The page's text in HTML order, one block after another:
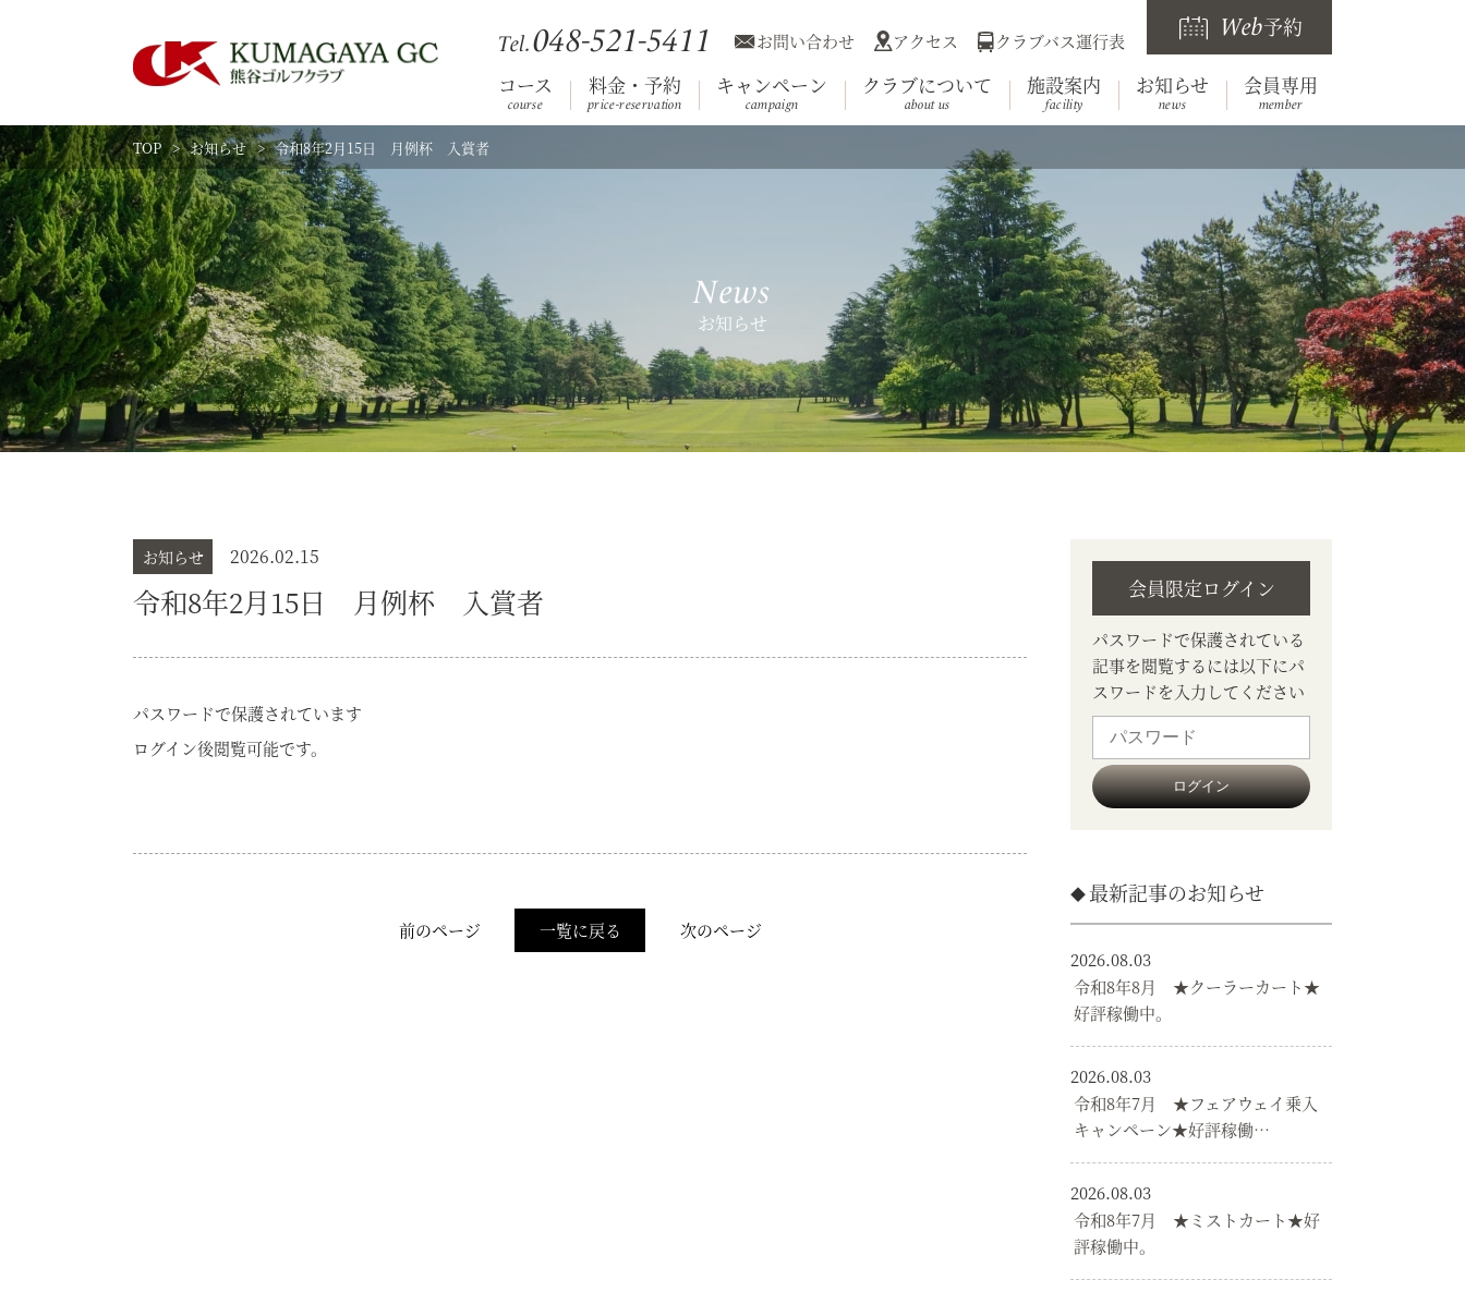
Tel.048-521-5411 お問い合わせ アクセス クラブバス運行表
Web予約
コース
course
コース ホール
料金・予約
price-reservation
キャンペーン
campaign
クラブについて
about us
利用規約 クラブ概要
施設案内
facility
施設案内
練習場 レストラン
お知らせ
news
会員専用
member
競技日程 会員へのお知らせ
TOP お知らせ 令和8年2月15日 月例杯 入賞者
News
お知らせ
お知らせ 2026.02.15
令和8年2月15日 月例杯 入賞者
パスワードで保護されています
ログイン後閲覧可能です。
前のページ 一覧に戻る 次のページ
会員限定ログイン
パスワードで保護されている
記事を閲覧するには以下にパ
スワードを入力してください
最新記事のお知らせ
2026.08.03
令和8年8月 ★クーラーカート★
好評稼働中。
2026.08.03
令和8年7月 ★フェアウェイ乗入
キャンペーン★好評稼働…
2026.08.03
令和8年7月 ★ミストカート★好
評稼働中。